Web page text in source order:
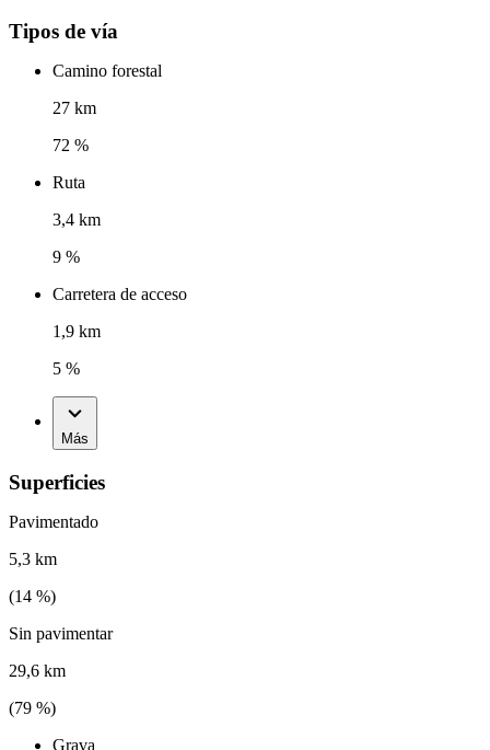
Tipos de vía
Camino forestal
27 km
72 %
Ruta
3,4 km
9 %
Carretera de acceso
1,9 km
5 %
Más
Superficies
Pavimentado
5,3 km
(14 %)
Sin pavimentar
29,6 km
(79 %)
Grava